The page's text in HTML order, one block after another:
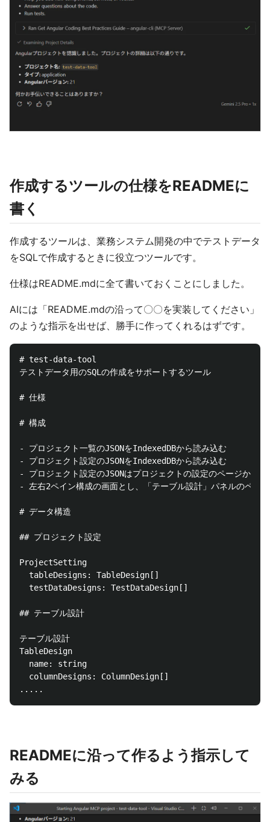
作成するツールの仕様をREADMEに
書く
作成するツールは、業務システム開発の中でテストデータ
をSQLで作成するときに役立つツールです。
仕様はREADME.mdに全て書いておくことにしました。
AIには「README.mdの沿って〇〇を実装してください」
のような指示を出せば、勝手に作ってくれるはずです。
# test-data-tool
テストデータ用のSQLの作成をサポートするツール
# 仕様
# 構成
- プロジェクト一覧のJSONをIndexedDBから読み込む
- プロジェクト設定のJSONをIndexedDBから読み込む
- プロジェクト設定のJSONはプロジェクトの設定のページから
- 左右2ペイン構成の画面とし、「テーブル設計」パネルのペイ
# データ構造
## プロジェクト設定
ProjectSetting
  tableDesigns: TableDesign[]
  testDataDesigns: TestDataDesign[]
## テーブル設計
テーブル設計
TableDesign
  name: string
  columnDesigns: ColumnDesign[]
READMEに沿って作るよう指示して
みる